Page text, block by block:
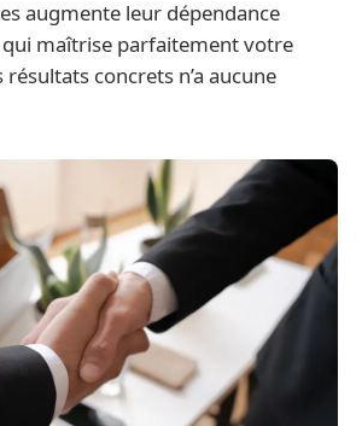
augmente leur dépendance
maîtrise parfaitement votre
concrets n’a aucune